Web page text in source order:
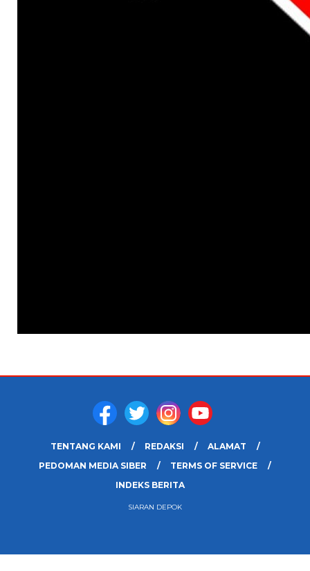
TENTANG KAMI REDAKSI
ALAMAT
PEDOMAN MEDIA SIBER
TERMS OF SERVICE
INDEKS BERITA
SIARAN DEPOK